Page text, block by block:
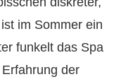
im Sommer ein
funkelt das Spa
der